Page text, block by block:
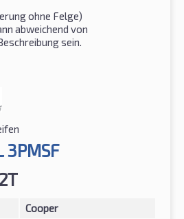
ohne Felge)
abweichend von
sein.
3PMSF
Cooper